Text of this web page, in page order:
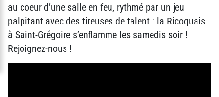
au coeur d’une salle en feu, rythmé par un jeu
palpitant avec des tireuses de talent : la Ricoquais
à Saint-Grégoire s’enflamme les samedis soir !
Rejoignez-nous !